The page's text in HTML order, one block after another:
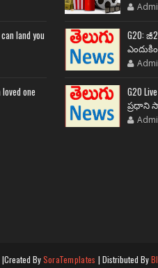
land you
one
G20:
G20
ప్రధాని
|Created BySoraTemplates | Distributed By